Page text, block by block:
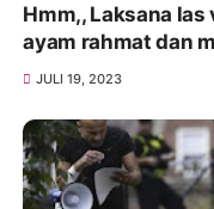
Hmm,, Laksana
ayam rahmat dan
JULI 19, 2023